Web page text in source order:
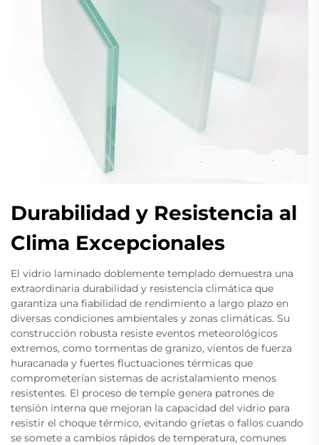
Durabilidad y Resistencia al
Clima Excepcionales
El vidrio laminado doblemente templado demuestra una
extraordinaria durabilidad y resistencia climática que
garantiza una fiabilidad de rendimiento a largo plazo en
diversas condiciones ambientales y zonas climáticas. Su
construcción robusta resiste eventos meteorológicos
extremos, como tormentas de granizo, vientos de fuerza
huracanada y fuertes fluctuaciones térmicas que
comprometerían sistemas de acristalamiento menos
resistentes. El proceso de temple genera patrones de
tensión interna que mejoran la capacidad del vidrio para
resistir el choque térmico, evitando grietas o fallos cuando
se somete a cambios rápidos de temperatura, comunes